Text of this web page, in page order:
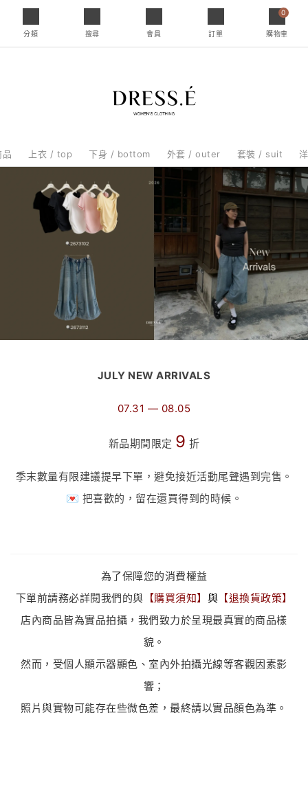
分類 搜尋 會員 訂單
0
購物車
品 上衣 / top 下身 / bottom 外套 / outer 套裝 / suit
JULY NEW ARRIVALS
07.31 — 08.05
新品期間限定 9 折
季末數量有限建議提早下單，避免接近活動尾聲遇到完售。
💌 把喜歡的，留在還買得到的時候。
為了保障您的消費權益
下單前請務必詳閱我們的與 【購買須知】 與 【退換貨政策】
店內商品皆為實品拍攝，我們致力於呈現最真實的商品樣
貌。
然而，受個人顯示器顯色、室內外拍攝光線等客觀因素影
響；
照片與實物可能存在些微色差，最終請以實品顏色為準。